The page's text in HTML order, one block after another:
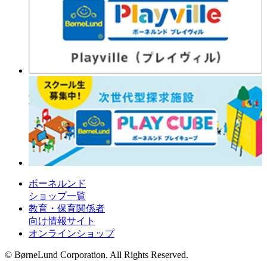
ボーネルンド
ショップ一覧
教育・保育関係者
向け情報サイト
オンラインショップ
© BørneLund Corporation. All Rights Reserved.